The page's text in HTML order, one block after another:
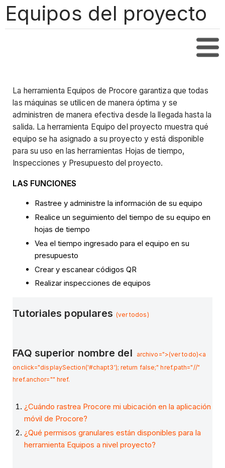
Equipos del proyecto
La herramienta Equipos de Procore garantiza que todas
las máquinas se utilicen de manera óptima y se
administren de manera efectiva desde la llegada hasta la
salida. La herramienta Equipo del proyecto muestra qué
equipo se ha asignado a su proyecto y está disponible
para su uso en las herramientas Hojas de tiempo,
Inspecciones y Presupuesto del proyecto.
LAS FUNCIONES
Rastree y administre la información de su equipo
Realice un seguimiento del tiempo de su equipo en
hojas de tiempo
Vea el tiempo ingresado para el equipo en su
presupuesto
Crear y escanear códigos QR
Realizar inspecciones de equipos
Tutoriales populares (ver todos)
FAQ superior nombre del
archivo=">(ver todo)<a
onclick="displaySection('#chapt3'); return false;" href.path="//"
href.anchor="" href.
¿Cuándo rastrea Procore mi ubicación en la aplicación
móvil de Procore?
¿Qué permisos granulares están disponibles para la
herramienta Equipos a nivel proyecto?